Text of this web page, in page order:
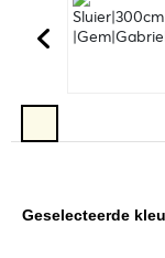
Geselecteerde